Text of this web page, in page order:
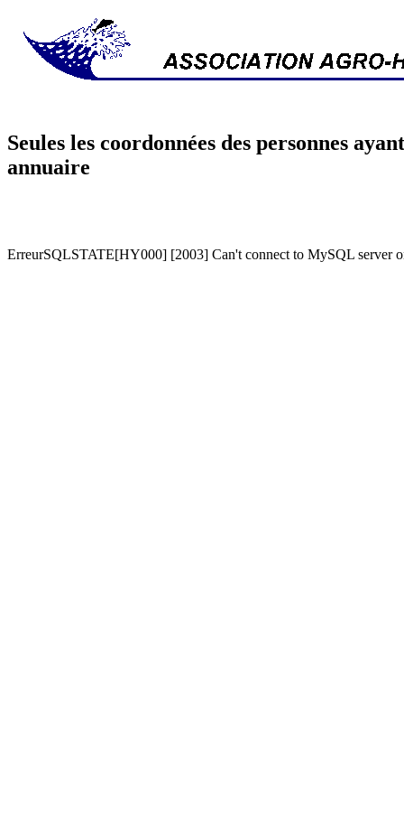
Seules les coordonnées des personnes
annuaire
ErreurSQLSTATE[HY000] [2003] Can't connect to MySQL server